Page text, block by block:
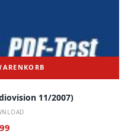
11/2007)